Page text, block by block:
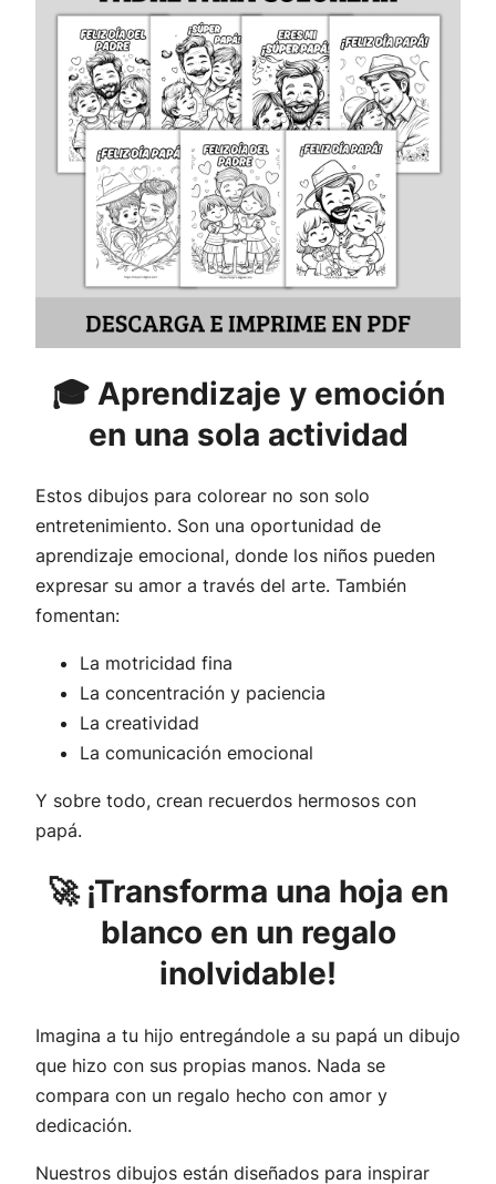
🎓 Aprendizaje y emoción
en una sola actividad
Estos dibujos para colorear no son solo
entretenimiento. Son una oportunidad de
aprendizaje emocional, donde los niños pueden
expresar su amor a través del arte. También
fomentan:
La motricidad fina
La concentración y paciencia
La creatividad
La comunicación emocional
Y sobre todo, crean recuerdos hermosos con
papá.
🚀 ¡Transforma una hoja en
blanco en un regalo
inolvidable!
Imagina a tu hijo entregándole a su papá un dibujo
que hizo con sus propias manos. Nada se
compara con un regalo hecho con amor y
dedicación.
Nuestros dibujos están diseñados para inspirar